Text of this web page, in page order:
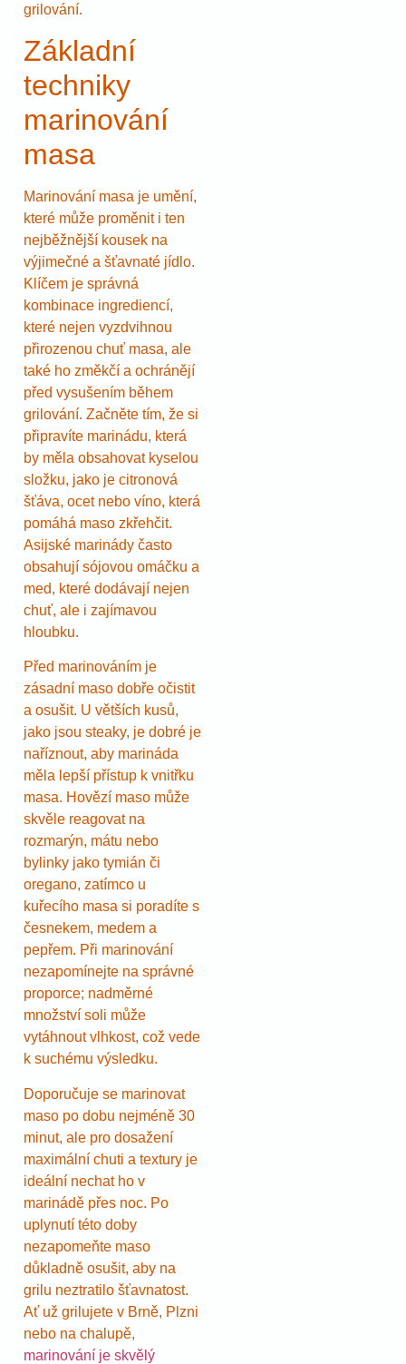
grilování.
Základní
techniky
marinování
masa
Marinování masa je umění,
které může proměnit i ten
nejběžnější kousek na
výjimečné a šťavnaté jídlo.
Klíčem je správná
kombinace ingrediencí,
které nejen vyzdvihnou
přirozenou chuť masa, ale
také ho změkčí a ochránějí
před vysušením během
grilování. Začněte tím, že si
připravíte marinádu, která
by měla obsahovat kyselou
složku, jako je citronová
šťáva, ocet nebo víno, která
pomáhá maso zkřehčit.
Asijské marinády často
obsahují sójovou omáčku a
med, které dodávají nejen
chuť, ale i zajímavou
hloubku.
Před marinováním je
zásadní maso dobře očistit
a osušit. U větších kusů,
jako jsou steaky, je dobré je
naříznout, aby marináda
měla lepší přístup k vnitřku
masa. Hovězí maso může
skvěle reagovat na
rozmarýn, mátu nebo
bylinky jako tymián či
oregano, zatímco u
kuřecího masa si poradíte s
česnekem, medem a
pepřem. Při marinování
nezapomínejte na správné
proporce; nadměrné
množství soli může
vytáhnout vlhkost, což vede
k suchému výsledku.
Doporučuje se marinovat
maso po dobu nejméně 30
minut, ale pro dosažení
maximální chuti a textury je
ideální nechat ho v
marinádě přes noc. Po
uplynutí této doby
nezapomeňte maso
důkladně osušit, aby na
grilu neztratilo šťavnatost.
Ať už grilujete v Brně, Plzni
nebo na chalupě,
marinování je skvělý